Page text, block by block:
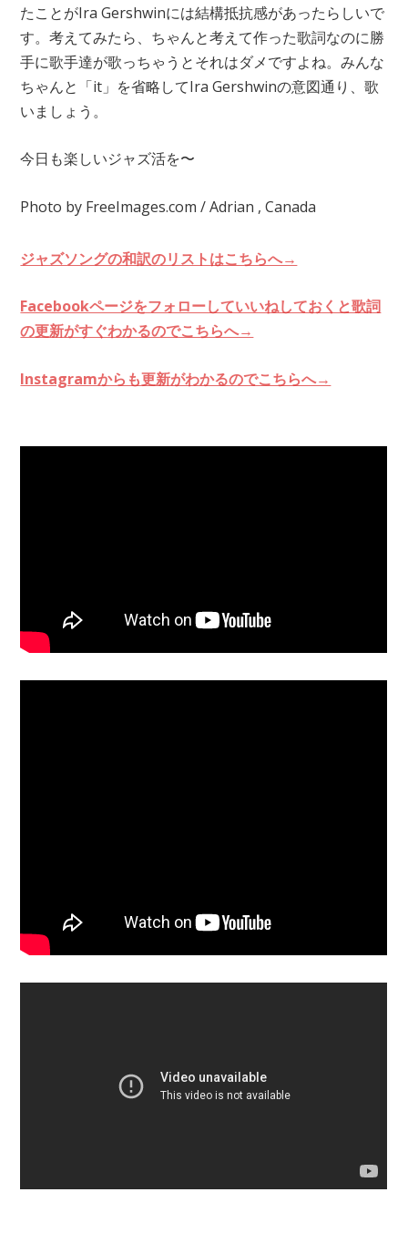
たことがIra Gershwinには結構抵抗感があったらしいで
す。考えてみたら、ちゃんと考えて作った歌詞なのに勝
手に歌手達が歌っちゃうとそれはダメですよね。みんな
ちゃんと「it」を省略してIra Gershwinの意図通り、歌
いましょう。
今日も楽しいジャズ活を〜
Photo by FreeImages.com / Adrian , Canada
ジャズソングの和訳のリストはこちらへ→
Facebookページをフォローしていいねしておくと歌詞
の更新がすぐわかるのでこちらへ→
Instagramからも更新がわかるのでこちらへ→